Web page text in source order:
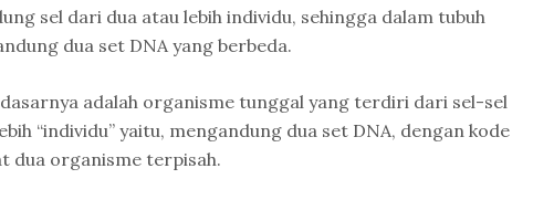
sel dari dua atau lebih individu, sehingga dalam tubuh
dua set DNA yang berbeda.
adalah organisme tunggal yang terdiri dari sel-sel
“individu” yaitu, mengandung dua set DNA, dengan kode
dua organisme terpisah.